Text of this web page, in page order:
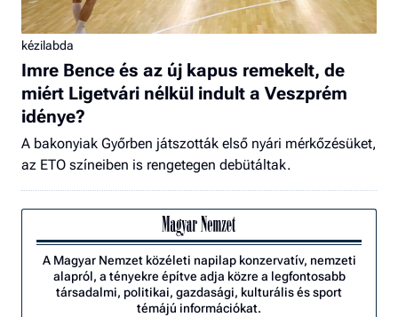
kézilabda
Imre Bence és az új kapus remekelt, de
miért Ligetvári nélkül indult a Veszprém
idénye?
A bakonyiak Győrben játszották első nyári mérkőzésüket,
az ETO színeiben is rengetegen debütáltak.
A Magyar Nemzet közéleti napilap konzervatív, nemzeti
alapról, a tényekre építve adja közre a legfontosabb
társadalmi, politikai, gazdasági, kulturális és sport
témájú információkat.